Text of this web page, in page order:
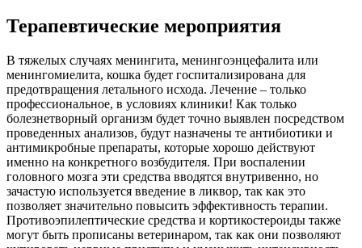
Терапевтические мероприятия
В тяжелых случаях менингита, менингоэнцефалита или
менингомиелита, кошка будет госпитализирована для
предотвращения летального исхода. Лечение – только
профессиональное, в условиях клиники! Как только
болезнетворный организм будет точно выявлен посредством
проведенных анализов, будут назначены те антибиотики и
антимикробные препараты, которые хорошо действуют
именно на конкретного возбудителя. При воспалении
головного мозга эти средства вводятся внутривенно, но
зачастую используется введение в ликвор, так как это
позволяет значительно повысить эффективность терапии.
Противоэпилептические средства и кортикостероиды также
могут быть прописаны ветеринаром, так как они позволяют